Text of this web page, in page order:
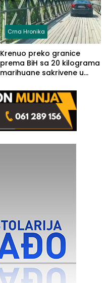
Crna Hronika
Krenuo preko granice
prema BiH sa 20 kilograma
marihuane sakrivene u